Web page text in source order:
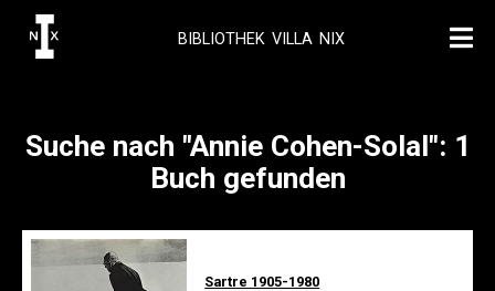
BIBLIOTHEK VILLA NIX
Suche nach "Annie Cohen-Solal": 1
Buch gefunden
Sartre 1905-1980